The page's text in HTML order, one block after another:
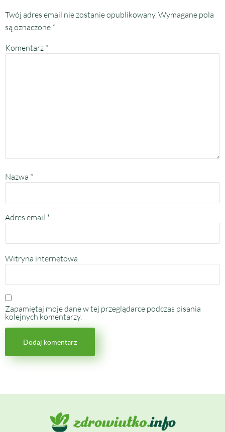
Twój adres email nie zostanie opublikowany. Wymagane pola
są oznaczone *
Komentarz *
Nazwa *
Adres email *
Witryna internetowa
Zapamiętaj moje dane w tej przeglądarce podczas pisania
kolejnych komentarzy.